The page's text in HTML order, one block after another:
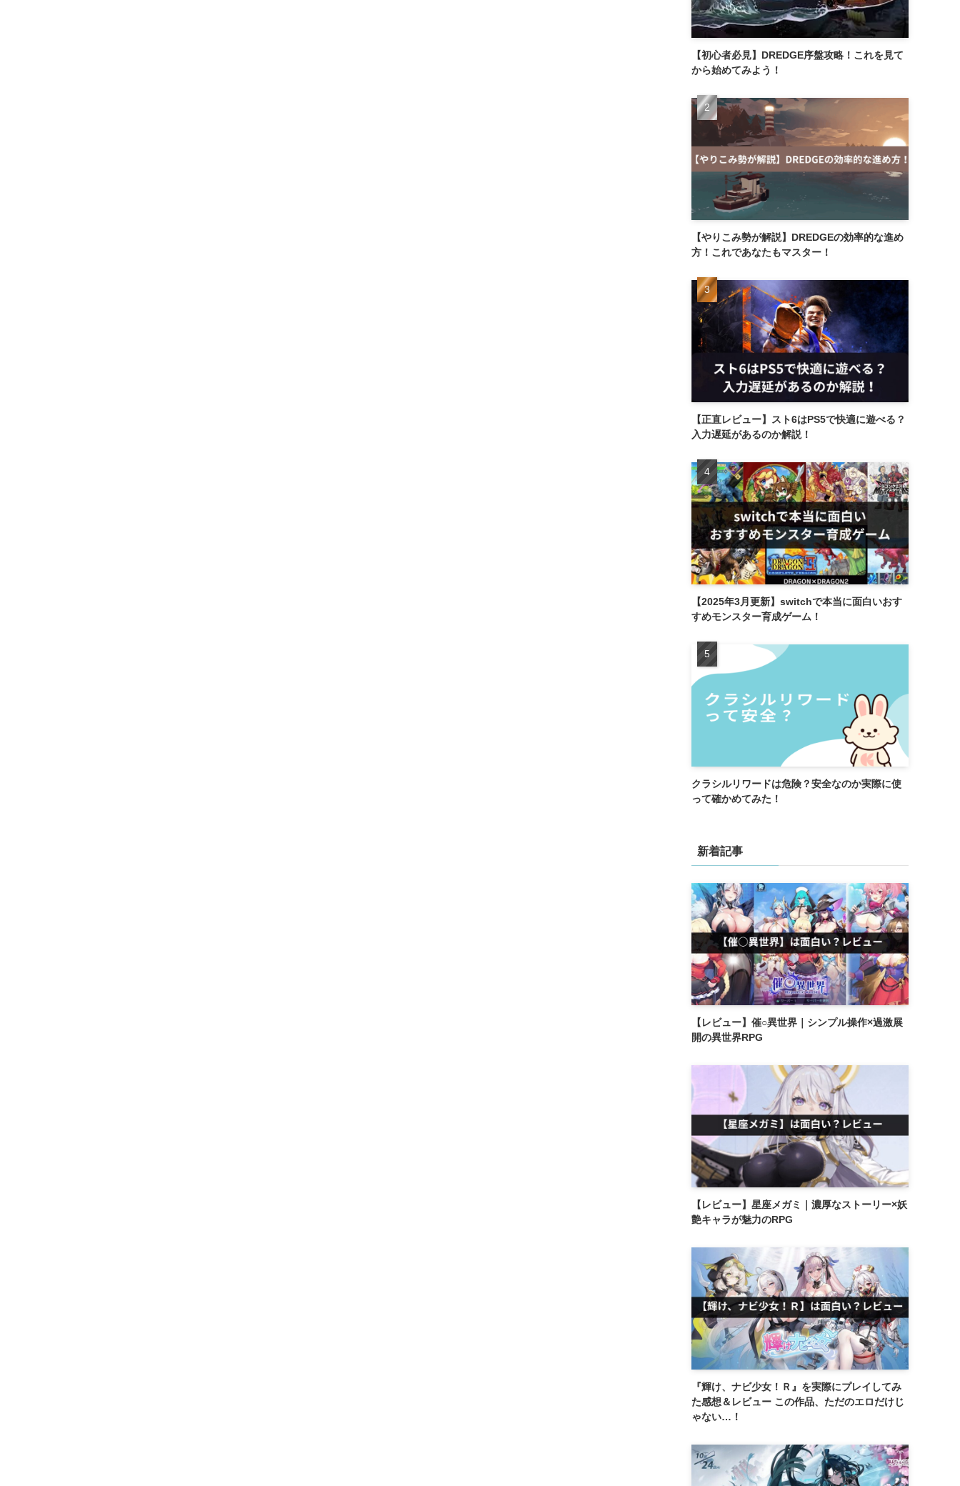
【初心者必見】DREDGE序盤攻略！これを見て
から始めてみよう！
【やりこみ勢が解説】DREDGEの効率的な進め
方！これであなたもマスター！
【正直レビュー】スト6はPS5で快適に遊べる？
入力遅延があるのか解説！
【2025年3月更新】switchで本当に面白いおす
すめモンスター育成ゲーム！
クラシルリワードは危険？安全なのか実際に使
って確かめてみた！
新着記事
【レビュー】催○異世界｜シンプル操作×過激展
開の異世界RPG
【レビュー】星座メガミ｜濃厚なストーリー×妖
艶キャラが魅力のRPG
『輝け、ナビ少女！Ｒ』を実際にプレイしてみ
た感想＆レビュー この作品、ただのエロだけじ
ゃない…！